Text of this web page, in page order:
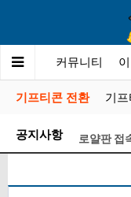
이트 커뮤니티
기프티콘 전환 기
공지사항
로얄판 접
제휴문의